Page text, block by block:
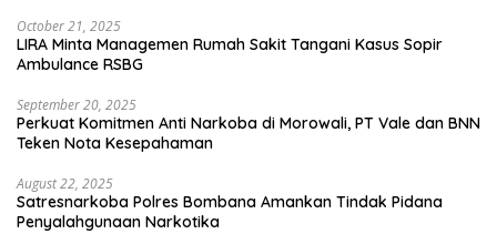
October 21, 2025
LIRA Minta Managemen Rumah Sakit Tangani Kasus Sopir
Ambulance RSBG
September 20, 2025
Perkuat Komitmen Anti Narkoba di Morowali, PT Vale dan BNN
Teken Nota Kesepahaman
August 22, 2025
Satresnarkoba Polres Bombana Amankan Tindak Pidana
Penyalahgunaan Narkotika